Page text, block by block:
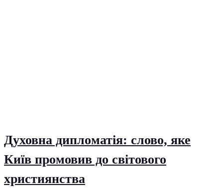
Духовна дипломатія: слово, яке
Київ промовив до світового
християнства